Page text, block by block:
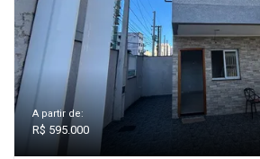
A partir de:
R$ 595.000